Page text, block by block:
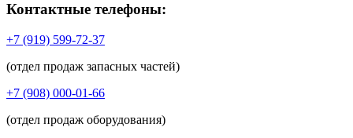
Контактные телефоны:
+7 (919) 599-72-37
(отдел продаж запасных частей)
+7 (908) 000-01-66
(отдел продаж оборудования)